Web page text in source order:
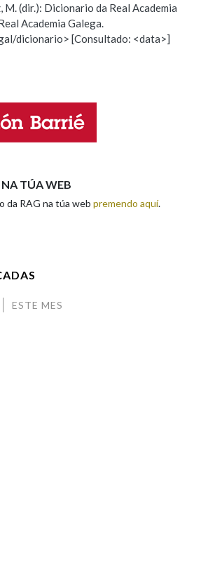
DE BUSCA
Hai un erro na palabra
a definición
normativa vixente en materia de
de Carácter Persoal, a Real Academia
usuarios que faciliten o seu correo
calquera outra información de carácter
datos serán obxecto de tratamento
confidencial e incorporados aos seus
Así mesmo, os usuarios poderán exercer o
rectificación, oposición e cancelación dos
en contacto connosco.
as condicións da política de
M. (dir.): Dicionario da Real Academia
Academia Galega.
dicionario> [Consultado: <data>]
TÚA WEB
da RAG na túa web premendo aquí.
ESTE MES